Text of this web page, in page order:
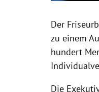
Der
zu einem
hundert
Die